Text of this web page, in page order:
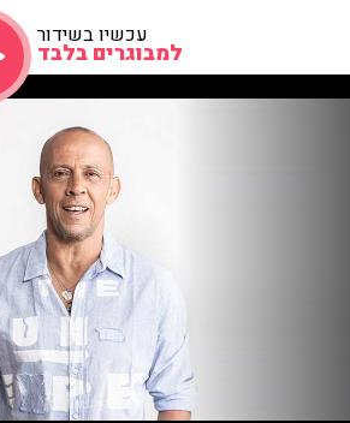
עכשיו בשידור
למבוגרים בלבד